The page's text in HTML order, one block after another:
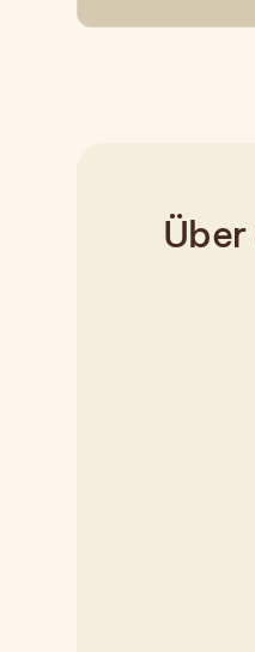
Über